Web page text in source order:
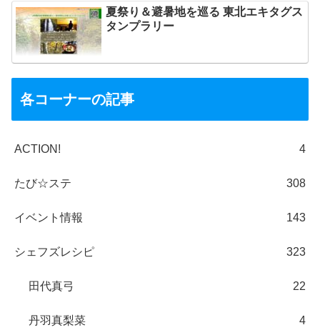
夏祭り＆避暑地を巡る 東北エキタグス
タンプラリー
各コーナーの記事
ACTION! 4
たび☆ステ 308
イベント情報 143
シェフズレシピ 323
田代真弓 22
丹羽真梨菜 4